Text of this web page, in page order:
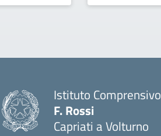
Istituto Comprensivo
F. Rossi
Capriati a Volturno